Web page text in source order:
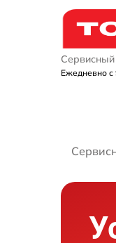
Сервисный
Ежедневно с